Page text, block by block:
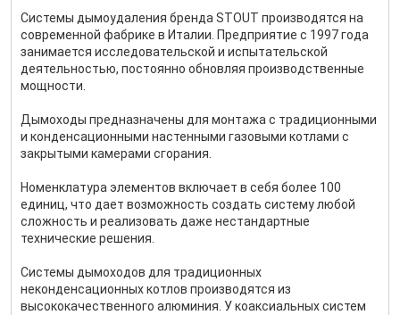
Системы дымоудаления бренда STOUT производятся на
современной фабрике в Италии. Предприятие с 1997 года
занимается исследовательской и испытательской
деятельностью, постоянно обновляя производственные
мощности.
Дымоходы предназначены для монтажа с традиционными
и конденсационными настенными газовыми котлами с
закрытыми камерами сгорания.
Номенклатура элементов включает в себя более 100
единиц, что дает возможность создать систему любой
сложность и реализовать даже нестандартные
технические решения.
Системы дымоходов для традиционных
неконденсационных котлов производятся из
высококачественного алюминия. У коаксиальных систем